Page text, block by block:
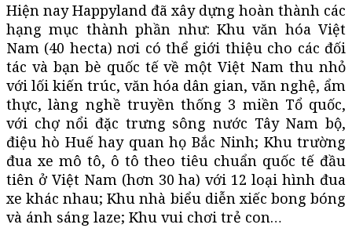
Hiện nay Happyland đã xây dựng hoàn thành các
hạng mục thành phần như: Khu văn hóa Việt
Nam (40 hecta) nơi có thể giới thiệu cho các đối
tác và bạn bè quốc tế về một Việt Nam thu nhỏ
với lối kiến trúc, văn hóa dân gian, văn nghệ, ẩm
thực, làng nghề truyền thống 3 miền Tổ quốc,
với chợ nổi đặc trưng sông nước Tây Nam bộ,
điệu hò Huế hay quan họ Bắc Ninh; Khu trường
đua xe mô tô, ô tô theo tiêu chuẩn quốc tế đầu
tiên ở Việt Nam (hơn 30 ha) với 12 loại hình đua
xe khác nhau; Khu nhà biểu diễn xiếc bong bóng
và ánh sáng laze; Khu vui chơi trẻ con…